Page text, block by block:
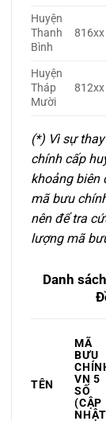
Huyện
Thanh
Bình
816xx
Huyện
Tháp
Mười
812xx
(*) Vì sự
chính cấp
khoảng biên
mã bưu
nên để tra
lượng mã
Danh
TÊN
MÃ
BƯU
VN 5
SỐ
(CẬP
NHẬT